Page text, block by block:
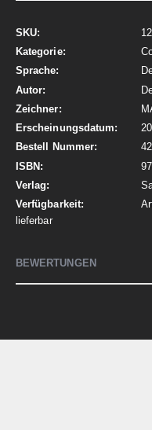
Mehr
Informationen
lieferbar
BEWERTUNGEN